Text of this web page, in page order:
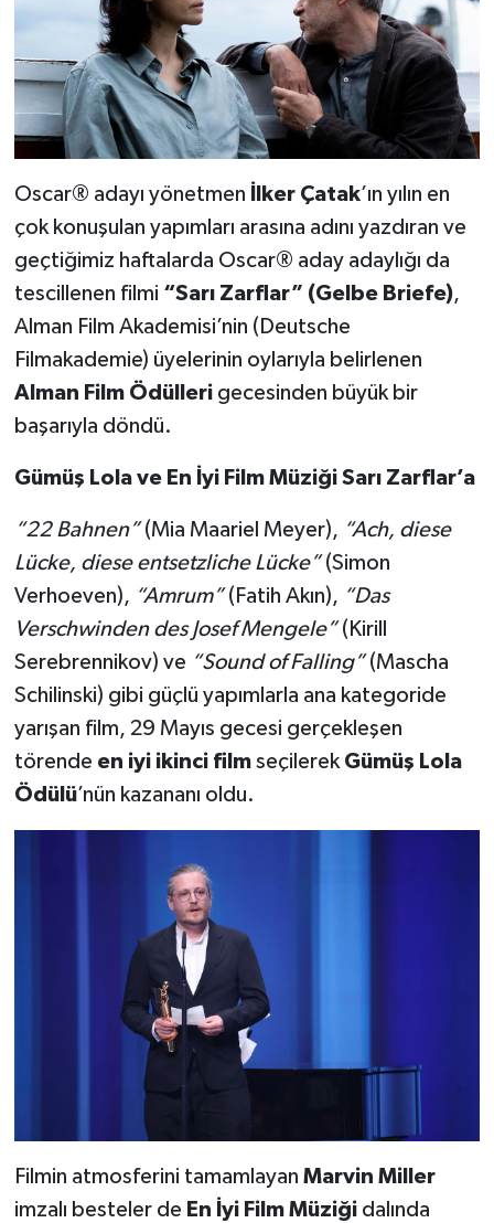
Oscar® adayı yönetmen lker Çatak’ın yılın en
çok konuşulan yapımları arasına adını yazdıran ve
geçtiğimiz haftalarda Oscar® aday adaylığı da
tescillenen filmi “Sarı Zarflar” (Gelbe Briefe),
Alman Film Akademisi’nin (Deutsche
Filmakademie) üyelerinin oylarıyla belirlenen
Alman Film Öd ülleri gecesinden büyük bir
başarıyla döndü.
Gümüş Lola ve En yi Film Müziği Sarı Zarflar’a
“22 Bahnen”(Mia Maariel Meyer), “Ach, diese
Lücke, diese entsetzliche Lücke”(Simon
Verhoeven), “Amrum”(Fatih Akın), “Das
Verschwinden des Josef Mengele”(Kirill
Serebrennikov) ve “Sound of Falling”(Mascha
Schilinski) gibi güçlü yapımlarla ana kategoride
yarışan film, 29 Mayıs gecesi gerçekleşen
törende en iyi ikinci filmseçilerek Gümüş Lola
Öd ül ü’nün kazananı oldu.
Filmin atmosferini tamamlayan Marvin Miller
imzalı besteler de En yi Film Müziğidalında